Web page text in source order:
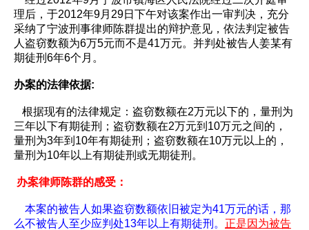
理后，于2012年9月29日下午对该案作出一审判决，充分
采纳了宁波刑事律师陈群提出的辩护意见，依法判定被告
人盗窃数额为6万5元而不是41万元。并判处被告人姜某有
期徒刑6年6个月。
办案的法律依据:
根据现有的法律规定：盗窃数额在2万元以下的，量刑为
三年以下有期徒刑；盗窃数额在2万元到10万元之间的，
量刑为3年到10年有期徒刑；盗窃数额在10万元以上的，
量刑为10年以上有期徒刑或无期徒刑。
办案律师陈群的感受：
本案的被告人如果盗窃数额依旧被定为41万元的话，那
么不被告人至少应判处13年以上有期徒刑。 正是因为被告